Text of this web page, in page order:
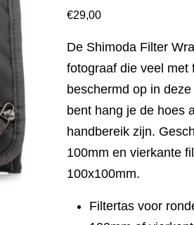
€29,00
De Shimoda Filter
fotograaf die veel met
beschermd op in
bent hang je de hoes
handbereik zijn.
100mm en vierkante
100x100mm.
Filtertas voor